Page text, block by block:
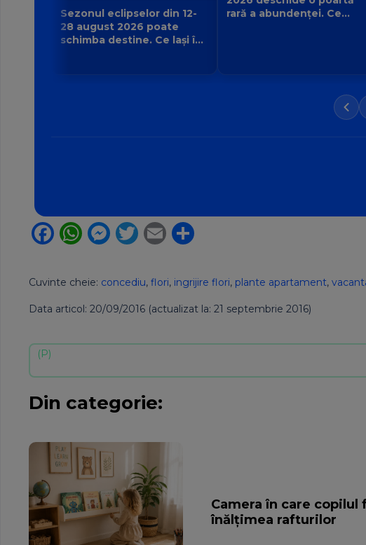
Sezonul eclipselor din 12-
28 august 2026 poate
schimba destine. Ce lași în
rară a abundenței. Ce
Facebook
WhatsApp
Messenger
Twitter
Email
Cuvinte cheie: concediu, flori, ingrijire flori, plante apartament,
Data articol: 20/09/2016 (actualizat la: 21 septembrie 2016)
Din categorie:
Camera în care
înălțimea rafturilor